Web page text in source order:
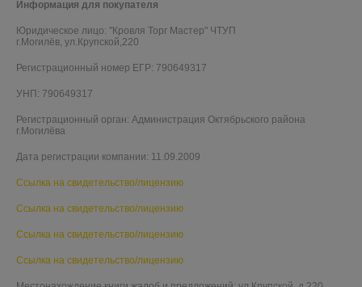
Информация для покупателя
Юридическое лицо: "Кровля Торг Мастер" ЧТУП
г.Могилёв, ул.Крупской,220
Регистрационный номер ЕГР: 790649317
УНП: 790649317
Регистрационный орган: Администрация Октябрьского района
г.Могилёва
Дата регистрации компании: 11.09.2009
Ссылка на свидетельство/лицензию
Ссылка на свидетельство/лицензию
Ссылка на свидетельство/лицензию
Ссылка на свидетельство/лицензию